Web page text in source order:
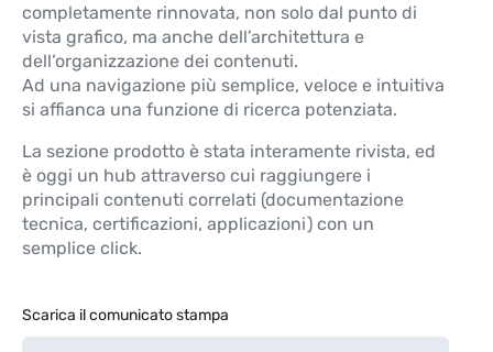
completamente rinnovata, non solo dal punto di
vista grafico, ma anche dell’architettura e
dell’organizzazione dei contenuti.
Ad una navigazione più semplice, veloce e intuitiva
si affianca una funzione di ricerca potenziata.
La sezione prodotto è stata interamente rivista, ed
è oggi un hub attraverso cui raggiungere i
principali contenuti correlati (documentazione
tecnica, certificazioni, applicazioni) con un
semplice click.
Scarica il comunicato stampa